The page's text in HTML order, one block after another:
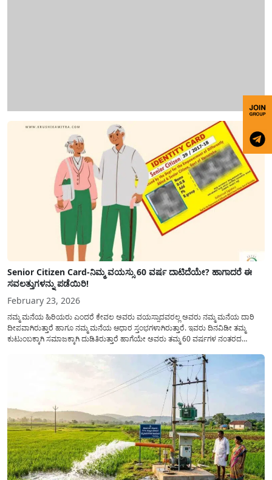
Senior Citizen Card-ನಿಮ್ಮ ವಯಸ್ಸು 60 ವರ್ಷ ದಾಟಿದೆಯೇ? ಹಾಗಾದರೆ ಈ
ಸವಲತ್ತುಗಳನ್ನು ಪಡೆಯಿರಿ!
February 23, 2026
ನಮ್ಮ ಮನೆಯ ಹಿರಿಯರು ಎಂದರೆ ಕೇವಲ ಅವರು ವಯಸ್ಸಾದವರಲ್ಲ ಅವರು ನಮ್ಮ ಮನೆಯ ದಾರಿ
ದೀಪವಾಗಿರುತ್ತಾರೆ ಹಾಗೂ ನಮ್ಮ ಮನೆಯ ಆಧಾರ ಸ್ತಂಭಗಳಾಗಿರುತ್ತಾರೆ. ಇವರು ದಿನವಿಡೀ ತಮ್ಮ
ಕುಟುಂಬಕ್ಕಾಗಿ ಸಮಾಜಕ್ಕಾಗಿ ದುಡಿತಿರುತ್ತಾರೆ ಹಾಗೆಯೇ ಅವರು ತಮ್ಮ 60 ವರ್ಷಗಳ ನಂತರದ